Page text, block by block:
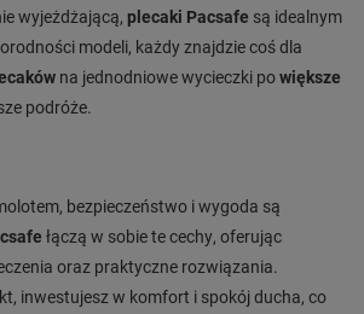
wyjeżdżającą, plecaki Pacsafe są idealnym
modeli, każdy znajdzie coś dla
na jednodniowe wycieczki powiększe
podróże.
bezpieczeństwo i wygoda są
łączą w sobie te cechy, oferując
oraz praktyczne rozwiązania.
inwestujesz w komfort i spokój ducha, co